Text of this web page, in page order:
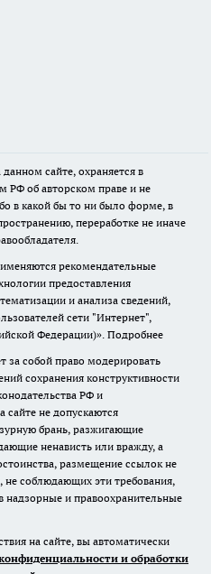
сайте, охраняется в
РФ об авторском праве и не
в какой бы то ни было форме, в
переработке не иначе
рекомендательные
предоставления
и анализа сведений,
сети "Интернет",
Федерации)». Подробнее
за собой право модерировать
сохранения конструктивности
РФ и
сайте не допускаются
брань, разжигающие
ненависть или вражду, а
размещение ссылок не
не соблюдающих эти требования,
надзорные и правоохранительные
на сайте, вы автоматически
и обработки